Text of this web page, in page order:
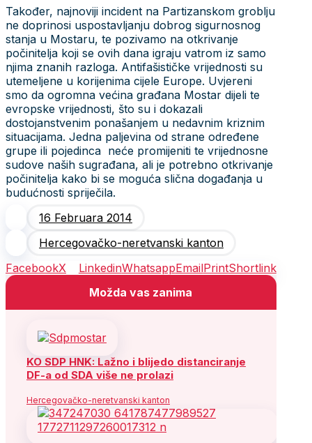
Također, najnoviji incident na Partizanskom groblju
ne doprinosi uspostavljanju dobrog sigurnosnog
stanja u Mostaru, te pozivamo na otkrivanje
počinitelja koji se ovih dana igraju vatrom iz samo
njima znanih razloga. Antifašističke vrijednosti su
utemeljene u korijenima cijele Europe. Uvjereni
smo da ogromna većina građana Mostar dijeli te
evropske vrijednosti, što su i dokazali
dostojanstvenim ponašanjem u nedavnim kriznim
situacijama. Jedna paljevina od strane određene
grupe ili pojedinca neće promijeniti te vrijednosne
sudove naših sugrađana, ali je potrebno otkrivanje
počinitelja kako bi se moguća slična događanja u
budućnosti spriječila.
16 Februara 2014
Hercegovačko-neretvanski kanton
FacebookX LinkedinWhatsappEmailPrintShortlink
Možda vas zanima
KO SDP HNK: Lažno i blijedo distanciranje
DF-a od SDA više ne prolazi
Hercegovačko-neretvanski kanton